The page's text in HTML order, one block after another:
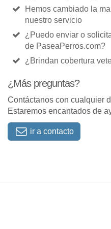
Hemos cambiado la
nuestro servicio
¿Puedo enviar o
de PaseaPerros.com?
¿Brindan cobertura
¿Más preguntas?
Contáctanos con cualquier
Estaremos encantados de
ir a contacto